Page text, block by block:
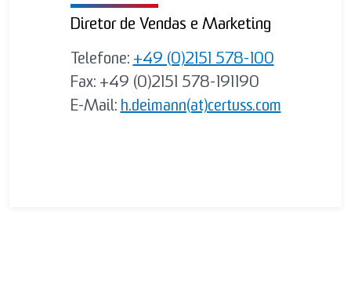
Diretor de Vendas e Marketing
Telefone: +49 (0)2151 578-100
Fax: +49 (0)2151 578-191190
E-Mail: h.deimann(at)certuss.com